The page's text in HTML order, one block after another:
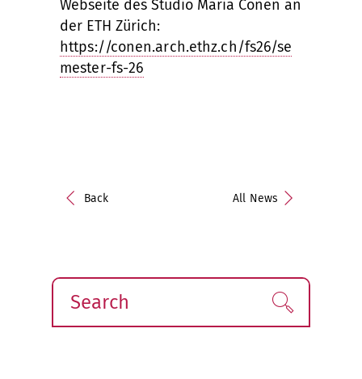
Webseite des Studio Maria Conen an
der ETH Zürich:
https://conen.arch.ethz.ch/fs26/se
mester-fs-26
Back All News
Search Find!